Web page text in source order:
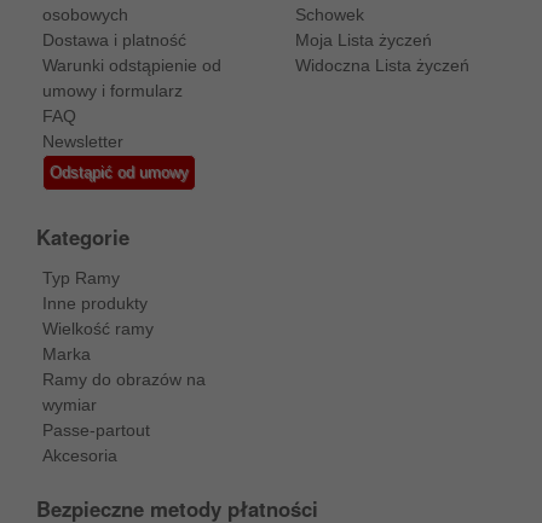
osobowych
Dostawa i platność
Warunki odstąpienie od
umowy i formularz
FAQ
Newsletter
Odstąpić od umowy
Schowek
Moja Lista życzeń
Widoczna Lista życzeń
Kategorie
Typ Ramy
Inne produkty
Wielkość ramy
Marka
Ramy do obrazów na
wymiar
Passe-partout
Akcesoria
Bezpieczne metody płatności